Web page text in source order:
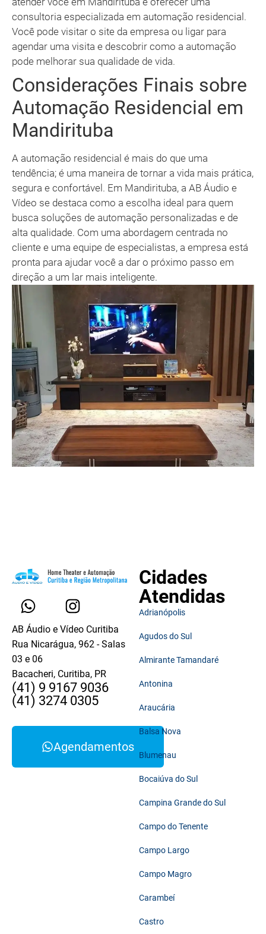
consultoria especializada em automação residencial.
Você pode visitar o site da empresa ou ligar para
agendar uma visita e descobrir como a automação
pode melhorar sua qualidade de vida.
Considerações Finais sobre
Automação Residencial em
Mandirituba
A automação residencial é mais do que uma
tendência; é uma maneira de tornar a vida mais prática,
segura e confortável. Em Mandirituba, a AB Áudio e
Vídeo se destaca como a escolha ideal para quem
busca soluções de automação personalizadas e de
alta qualidade. Com uma abordagem centrada no
cliente e uma equipe de especialistas, a empresa está
pronta para ajudar você a dar o próximo passo em
direção a um lar mais inteligente.
AB Áudio e Vídeo Curitiba
Rua Nicarágua, 962 - Salas
03 e 06
Bacacheri, Curitiba, PR
(41) 9 9167 9036
(41) 3274 0305
Agendamentos
Cidades
Atendidas
Adrianópolis
Agudos do Sul
Almirante Tamandaré
Antonina
Araucária
Balsa Nova
Blumenau
Bocaiúva do Sul
Campina Grande do Sul
Campo do Tenente
Campo Largo
Campo Magro
Carambeí
Castro